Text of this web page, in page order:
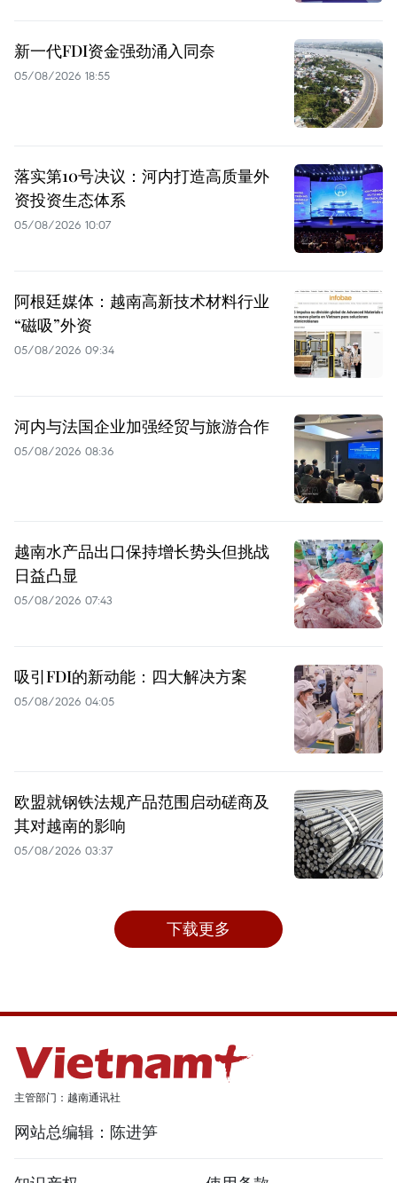
新一代FDI资金强劲涌入同奈
05/08/2026 18:55
落实第10号决议：河内打造高质量外
资投资生态体系
05/08/2026 10:07
阿根廷媒体：越南高新技术材料行业
“磁吸”外资
05/08/2026 09:34
河内与法国企业加强经贸与旅游合作
05/08/2026 08:36
越南水产品出口保持增长势头但挑战
日益凸显
05/08/2026 07:43
吸引FDI的新动能：四大解决方案
05/08/2026 04:05
欧盟就钢铁法规产品范围启动磋商及
其对越南的影响
05/08/2026 03:37
下载更多
主管部门：越南通讯社
网站总编辑：陈进笋